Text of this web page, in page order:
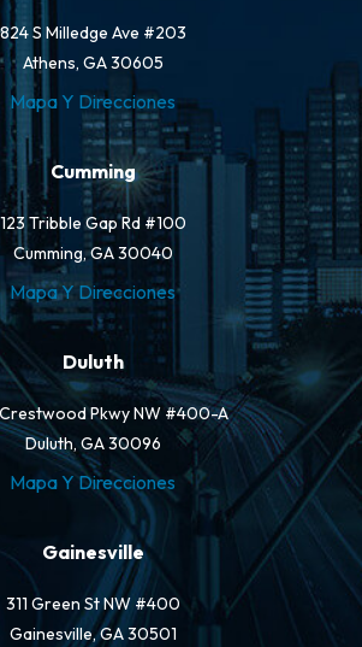
824 S Milledge Ave #203
Athens, GA 30605
Mapa Y Direcciones
Cumming
123 Tribble Gap Rd #100
Cumming, GA 30040
Mapa Y Direcciones
Duluth
Pkwy NW #400-A
Duluth, GA 30096
Mapa Y Direcciones
Gainesville
311 Green St NW #400
Gainesville, GA 30501